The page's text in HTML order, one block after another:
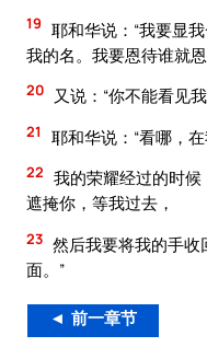
19 耶和华说：“我要显
我的名。我要恩待谁就
20 又说：“你不能看见
21 耶和华说：“看哪，
22 我的荣耀经过的时
遮掩你，等我过去，
23 然后我要将我的手
面。”
◄ 前一章节